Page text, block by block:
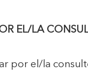
EL/LA
por el/la